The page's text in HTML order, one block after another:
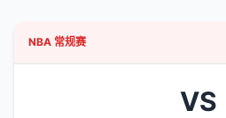
NBA 常规赛
VS